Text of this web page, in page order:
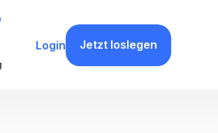
Login Jetzt loslegen